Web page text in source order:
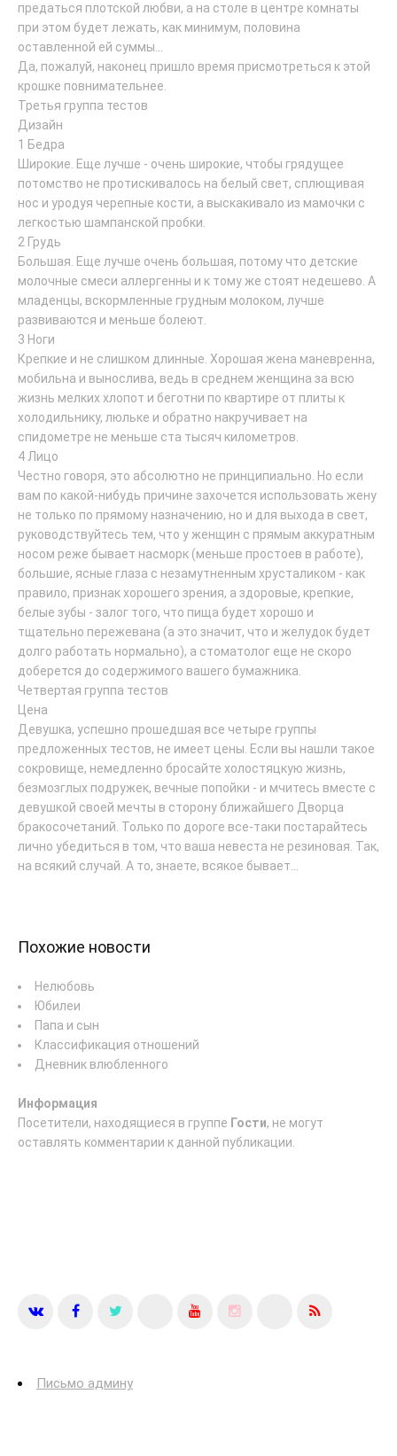
предаться плотской любви, а на столе в центре комнаты
при этом будет лежать, как минимум, половина
оставленной ей суммы...
Да, пожалуй, наконец пришло время присмотреться к этой
крошке повнимательнее.
Третья группа тестов
Дизайн
1 Бедра
Широкие. Еще лучше - очень широкие, чтобы грядущее
потомство не протискивалось на белый свет, сплющивая
нос и уродуя черепные кости, а выскакивало из мамочки с
легкостью шампанской пробки.
2 Грудь
Большая. Еще лучше очень большая, потому что детские
молочные смеси аллергенны и к тому же стоят недешево. А
младенцы, вскормленные грудным молоком, лучше
развиваются и меньше болеют.
3 Ноги
Крепкие и не слишком длинные. Хорошая жена маневренна,
мобильна и вынослива, ведь в среднем женщина за всю
жизнь мелких хлопот и беготни по квартире от плиты к
холодильнику, люльке и обратно накручивает на
спидометре не меньше ста тысяч километров.
4 Лицо
Честно говоря, это абсолютно не принципиально. Но если
вам по какой-нибудь причине захочется использовать жену
не только по прямому назначению, но и для выхода в свет,
руководствуйтесь тем, что у женщин с прямым аккуратным
носом реже бывает насморк (меньше простоев в работе),
большие, ясные глаза с незамутненным хрусталиком - как
правило, признак хорошего зрения, а здоровые, крепкие,
белые зубы - залог того, что пища будет хорошо и
тщательно пережевана (а это значит, что и желудок будет
долго работать нормально), а стоматолог еще не скоро
доберется до содержимого вашего бумажника.
Четвертая группа тестов
Цена
Девушка, успешно прошедшая все четыре группы
предложенных тестов, не имеет цены. Если вы нашли такое
сокровище, немедленно бросайте холостяцкую жизнь,
безмозглых подружек, вечные попойки - и мчитесь вместе с
девушкой своей мечты в сторону ближайшего Дворца
бракосочетаний. Только по дороге все-таки постарайтесь
лично убедиться в том, что ваша невеста не резиновая. Так,
на всякий случай. А то, знаете, всякое бывает...
Похожие новости
Нелюбовь
Юбилеи
Папа и сын
Классификация отношений
Дневник влюбленного
Информация
Посетители, находящиеся в группе Гости, не могут
оставлять комментарии к данной публикации.
Письмо админу